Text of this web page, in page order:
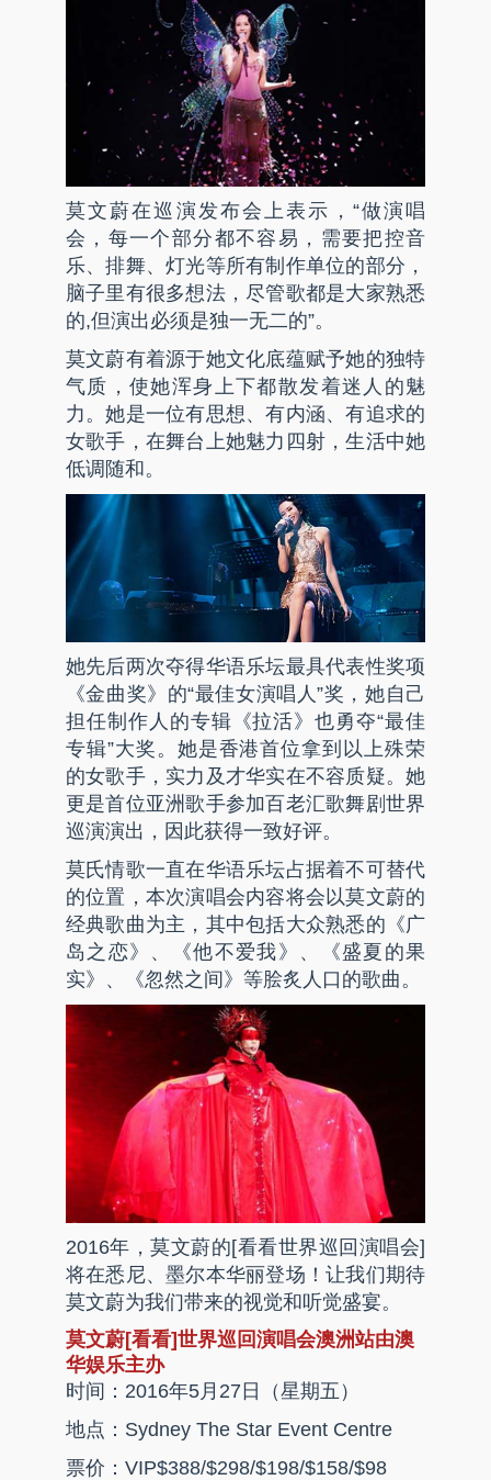
莫文蔚在巡演发布会上表示，“做演唱
会，每一个部分都不容易，需要把控音
乐、排舞、灯光等所有制作单位的部分，
脑子里有很多想法，尽管歌都是大家熟悉
的,但演出必须是独一无二的”。
莫文蔚有着源于她文化底蕴赋予她的独特
气质，使她浑身上下都散发着迷人的魅
力。她是一位有思想、有内涵、有追求的
女歌手，在舞台上她魅力四射，生活中她
低调随和。
她先后两次夺得华语乐坛最具代表性奖项
《金曲奖》的“最佳女演唱人”奖，她自己
担任制作人的专辑《拉活》也勇夺“最佳
专辑”大奖。她是香港首位拿到以上殊荣
的女歌手，实力及才华实在不容质疑。她
更是首位亚洲歌手参加百老汇歌舞剧世界
巡演演出，因此获得一致好评。
莫氏情歌一直在华语乐坛占据着不可替代
的位置，本次演唱会内容将会以莫文蔚的
经典歌曲为主，其中包括大众熟悉的《广
岛之恋》、《他不爱我》、《盛夏的果
实》、《忽然之间》等脍炙人口的歌曲。
2016年，莫文蔚的[看看世界巡回演唱会]
将在悉尼、墨尔本华丽登场！让我们期待
莫文蔚为我们带来的视觉和听觉盛宴。
莫文蔚[看看]世界巡回演唱会澳洲站由澳
华娱乐主办
时间：2016年5月27日（星期五）
地点：Sydney The Star Event Centre
票价：VIP$388/$298/$198/$158/$98